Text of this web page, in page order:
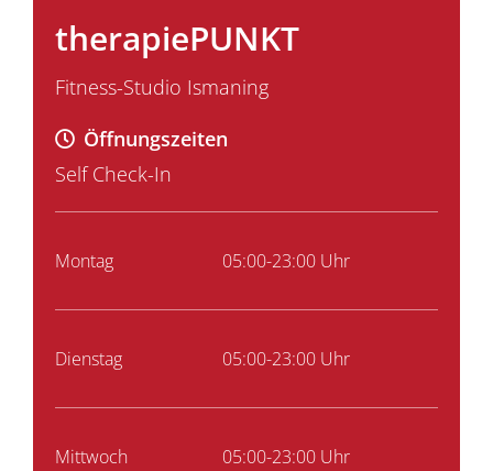
therapiePUNKT
Fitness-Studio Ismaning
Öffnungszeiten
Self Check-In
Montag 05:00-23:00 Uhr
Dienstag 05:00-23:00 Uhr
Mittwoch 05:00-23:00 Uhr